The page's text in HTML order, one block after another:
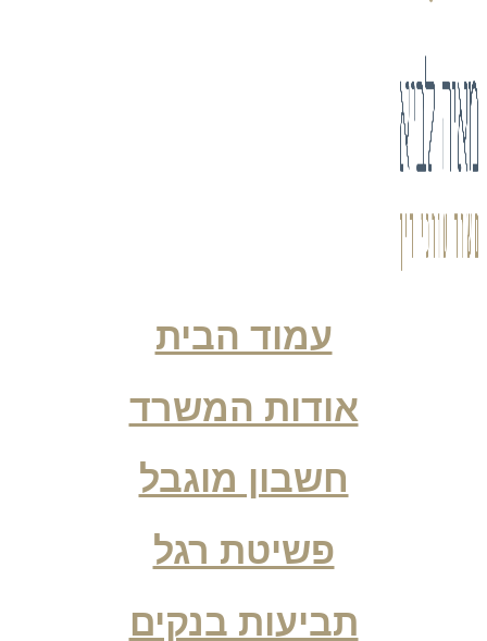
עמוד הבית
אודות המשרד
חשבון מוגבל
פשיטת רגל
תביעות בנקים